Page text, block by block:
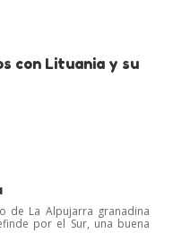
con Lituania y su
de La Alpujarra granadina
por el Sur, una buena